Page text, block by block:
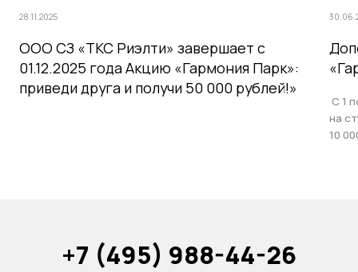
28.11.2025
ООО СЗ «ТКС Риэлти» завершает с
01.12.2025 года Акцию «Гармония Парк»:
приведи друга и получи 50 000 рублей!»
С 1
на
10
+7 (495) 988-44-26